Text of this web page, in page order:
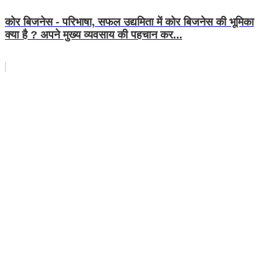
कोर बिजनेस - परिभाषा, सफल उद्यमिता में कोर बिजनेस की भूमिका
क्या है ? अपने मुख्य व्यवसाय की पहचान कर...